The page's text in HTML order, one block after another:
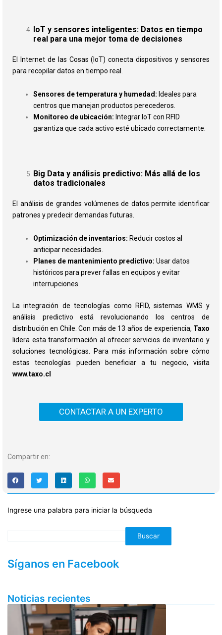
IoT y sensores inteligentes: Datos en tiempo
real para una mejor toma de decisiones
El Internet de las Cosas (IoT) conecta dispositivos y sensores
para recopilar datos en tiempo real.
Sensores de temperatura y humedad: Ideales para
centros que manejan productos perecederos.
Monitoreo de ubicación: Integrar IoT con RFID
garantiza que cada activo esté ubicado correctamente.
Big Data y análisis predictivo: Más allá de los
datos tradicionales
El análisis de grandes volúmenes de datos permite identificar
patrones y predecir demandas futuras.
Optimización de inventarios: Reducir costos al
anticipar necesidades.
Planes de mantenimiento predictivo: Usar datos
históricos para prever fallas en equipos y evitar
interrupciones.
La integración de tecnologías como RFID, sistemas WMS y
análisis predictivo está revolucionando los centros de
distribución en Chile. Con más de 13 años de experiencia, Taxo
lidera esta transformación al ofrecer servicios de inventario y
soluciones tecnológicas. Para más información sobre cómo
estas tecnologías pueden beneficiar a tu negocio, visita
www.taxo.cl
CONTACTAR A UN EXPERTO
Compartir en:
Ingrese una palabra para iniciar la búsqueda
Buscar
Síganos en Facebook
Noticias recientes